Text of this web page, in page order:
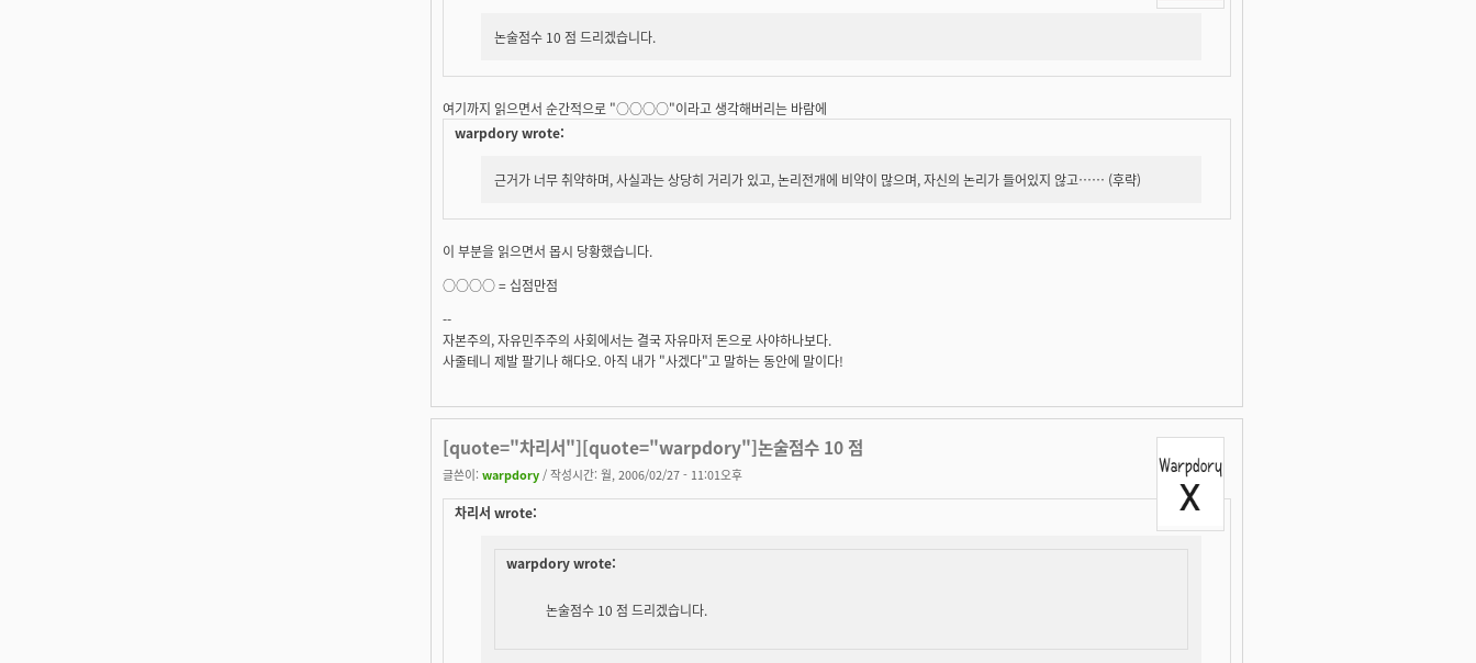
논술점수 10 점 드리겠습니다.
여기까지 읽으면서 순간적으로 "○○○○"이라고 생각해버리는 바람에
warpdory wrote:
근거가 너무 취약하며, 사실과는 상당히 거리가 있고, 논리전개에 비약이 많으며, 자신의 논리가 들어있지 않고…… (후략)
이 부분을 읽으면서 몹시 당황했습니다.
○○○○ =십점만점
--
자본주의, 자유민주주의 사회에서는 결국 자유마저 돈으로 사야하나보다.
사줄테니 제발 팔기나 해다오. 아직 내가 "사겠다"고 말하는 동안에 말이다!
[quote="차리서"][quote="warpdory"]논술점수 10 점
글쓴이: warpdory / 작성시간: 월, 2006/02/27 - 11:01오후
차리서 wrote:
warpdory wrote:
논술점수 10 점 드리겠습니다.